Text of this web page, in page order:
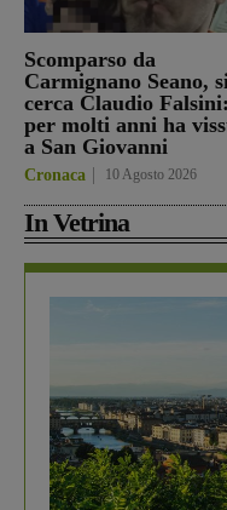
Scomparso da
Carmignano Seano, si
cerca Claudio Falsini:
per molti anni ha
a San Giovanni
Cronaca 10 Agosto 2026
In Vetrina